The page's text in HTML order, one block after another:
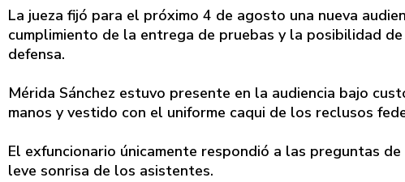
La jueza fijó para el próximo 4 de agosto una nueva
cumplimiento de la entrega de pruebas y la posibilidad
defensa.
Mérida Sánchez estuvo presente en la audiencia bajo
manos y vestido con el uniforme caqui de los reclusos
El exfuncionario únicamente respondió a las preguntas
leve sonrisa de los asistentes.